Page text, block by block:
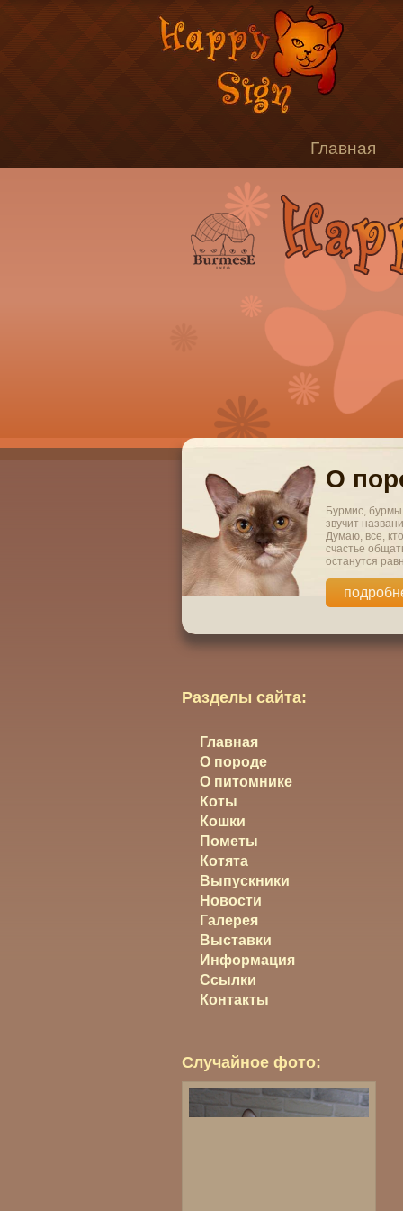
Главная
О
Бурмис,
звучит
Думаю, все,
счастье
останутся
Разделы сайта:
Главная
О породе
О питомнике
Коты
Кошки
Пометы
Котята
Выпускники
Новости
Галерея
Выставки
Информация
Ссылки
Контакты
Случайное фото: